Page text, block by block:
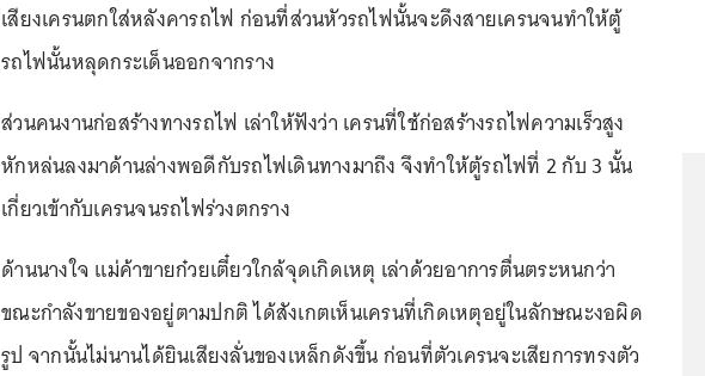
เสียงเครนตกใส่หลังคารถไฟ ก่อนที่ส่วนหัวรถไฟนั้นจะดึงสายเครนจนทำให้ตู้
รถไฟนั้นหลุดกระเด็นออกจากราง
ส่วนคนงานก่อสร้างทางรถไฟ เล่าให้ฟังว่า เครนที่ใช้ก่อสร้างรถไฟความเร็วสูง
หักหล่นลงมาด้านล่างพอดีกับรถไฟเดินทางมาถึง จึงทำให้ตู้รถไฟที่ 2 กับ 3 นั้น
เกี่ยวเข้ากับเครนจนรถไฟร่วงตกราง
ด้านนางใจ แม่ค้าขายก๋วยเตี๋ยวใกล้จุดเกิดเหตุ เล่าด้วยอาการตื่นตระหนกว่า
ขณะกำลังขายของอยู่ตามปกติ ได้สังเกตเห็นเครนที่เกิดเหตุอยู่ในลักษณะงอผิด
รูป จากนั้นไม่นานได้ยินเสียงลั่นของเหล็กดังขึ้น ก่อนที่ตัวเครนจะเสียการทรงตัว